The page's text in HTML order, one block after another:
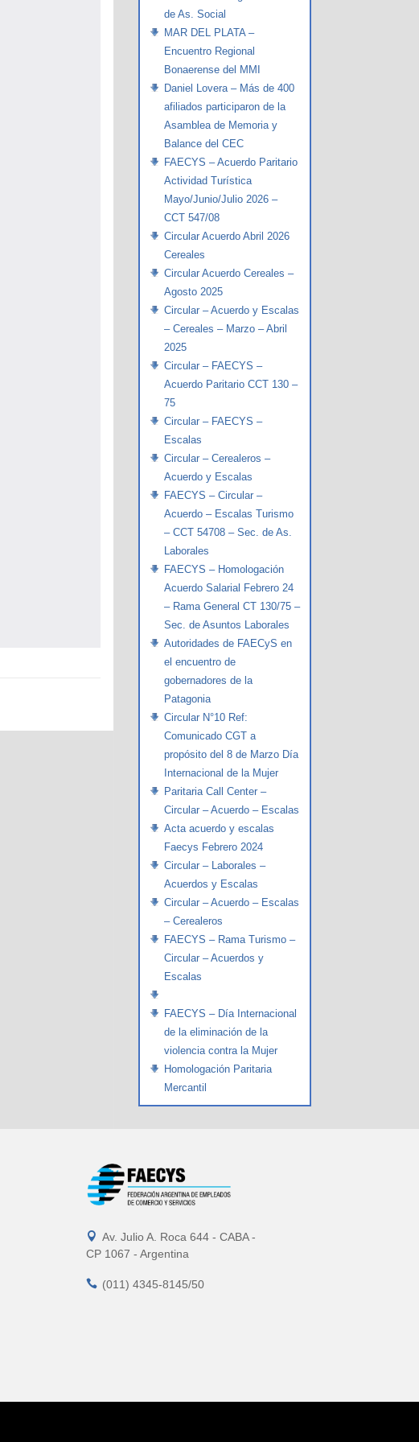
de As. Social
MAR DEL PLATA –
Encuentro Regional
Bonaerense del MMI
Daniel Lovera – Más de 400
afiliados participaron de la
Asamblea de Memoria y
Balance del CEC
FAECYS – Acuerdo Paritario
Actividad Turística
Mayo/Junio/Julio 2026 –
CCT 547/08
Circular Acuerdo Abril 2026
Cereales
Circular Acuerdo Cereales –
Agosto 2025
Circular – Acuerdo y Escalas
– Cereales – Marzo – Abril
2025
Circular – FAECYS –
Acuerdo Paritario CCT 130 –
75
Circular – FAECYS –
Escalas
Circular – Cerealeros –
Acuerdo y Escalas
FAECYS – Circular –
Acuerdo – Escalas Turismo
– CCT 54708 – Sec. de As.
Laborales
FAECYS – Homologación
Acuerdo Salarial Febrero 24
– Rama General CT 130/75 –
Sec. de Asuntos Laborales
Autoridades de FAECyS en
el encuentro de
gobernadores de la
Patagonia
Circular N°10 Ref:
Comunicado CGT a
propósito del 8 de Marzo Día
Internacional de la Mujer
Paritaria Call Center –
Circular – Acuerdo – Escalas
Acta acuerdo y escalas
Faecys Febrero 2024
Circular – Laborales –
Acuerdos y Escalas
Circular – Acuerdo – Escalas
– Cerealeros
FAECYS – Rama Turismo –
Circular – Acuerdos y
Escalas
FAECYS – Día Internacional
de la eliminación de la
violencia contra la Mujer
Homologación Paritaria
Mercantil
 Av. Julio A. Roca 644 - CABA -
CP 1067 - Argentina
 (011) 4345-8145/50